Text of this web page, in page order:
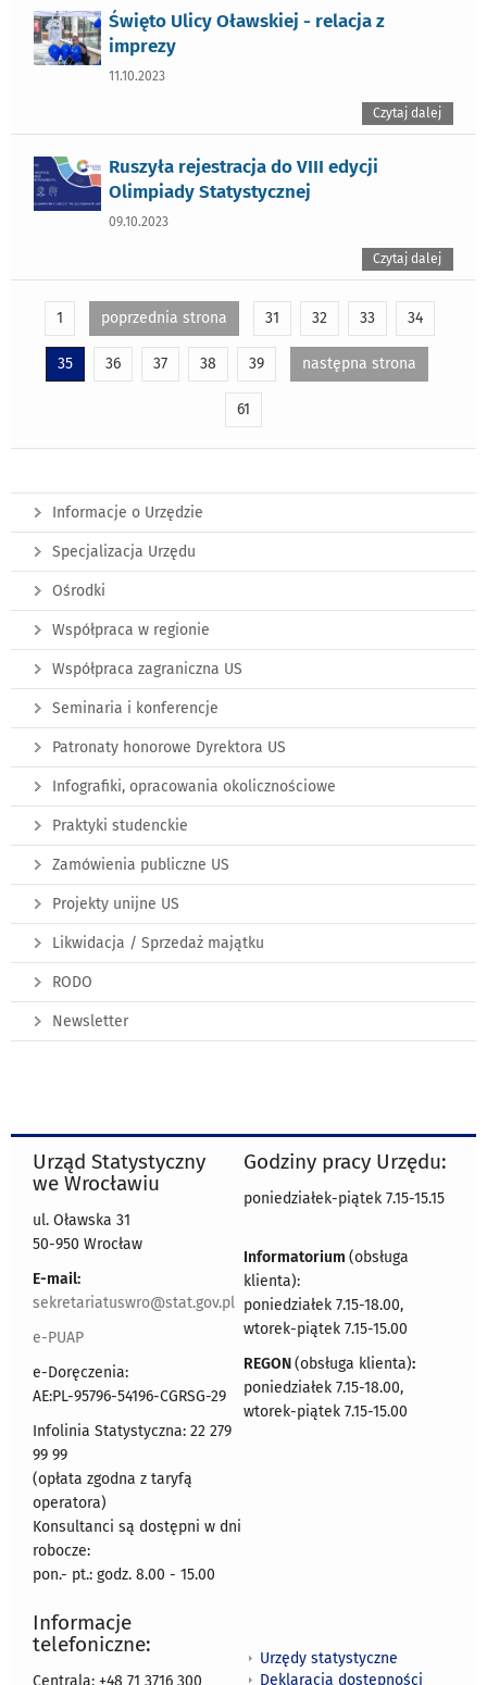
Święto Ulicy Oławskiej - relacja z
imprezy
11.10.2023
Czytaj dalej
Ruszyła rejestracja do VIII edycji
Olimpiady Statystycznej
09.10.2023
Czytaj dalej
1 poprzednia strona 31 32 33 34
35 36 37 38 39 następna strona
61
Informacje o Urzędzie
Specjalizacja Urzędu
Ośrodki
Współpraca w regionie
Współpraca zagraniczna US
Seminaria i konferencje
Patronaty honorowe Dyrektora US
Infografiki, opracowania okolicznościowe
Praktyki studenckie
Zamówienia publiczne US
Projekty unijne US
Likwidacja / Sprzedaż majątku
RODO
Newsletter
Urząd Statystyczny
we Wrocławiu
ul. Oławska 31
50-950 Wrocław
E-mail:
sekretariatuswro@stat.gov.pl
e-PUAP
e-Doręczenia:
AE:PL-95796-54196-CGRSG-29
Infolinia Statystyczna: 22 279
99 99
(opłata zgodna z taryfą
operatora)
Konsultanci są dostępni w dni
robocze:
pon.- pt.: godz. 8.00 - 15.00
Godziny pracy Urzędu:
poniedziałek-piątek 7.15-15.15
Informatorium (obsługa
klienta):
poniedziałek 7.15-18.00,
wtorek-piątek 7.15-15.00
REGON(obsługa klienta):
poniedziałek 7.15-18.00,
wtorek-piątek 7.15-15.00
Informacje
telefoniczne:
Centrala: +48 71 3716 300
Urzędy statystyczne
Deklaracja dostępności